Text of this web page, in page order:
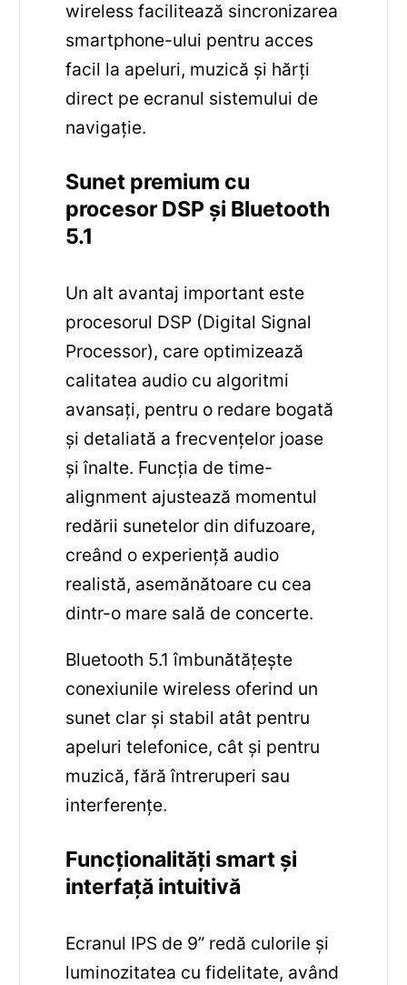
wireless facilitează sincronizarea
smartphone-ului pentru acces
facil la apeluri, muzică și hărți
direct pe ecranul sistemului de
navigație.
Sunet premium cu
procesor DSP și Bluetooth
5.1
Un alt avantaj important este
procesorul DSP (Digital Signal
Processor), care optimizează
calitatea audio cu algoritmi
avansați, pentru o redare bogată
și detaliată a frecvențelor joase
și înalte. Funcția de time-
alignment ajustează momentul
redării sunetelor din difuzoare,
creând o experiență audio
realistă, asemănătoare cu cea
dintr-o mare sală de concerte.
Bluetooth 5.1 îmbunătățește
conexiunile wireless oferind un
sunet clar și stabil atât pentru
apeluri telefonice, cât și pentru
muzică, fără întreruperi sau
interferențe.
Funcționalități smart și
interfață intuitivă
Ecranul IPS de 9” redă culorile și
luminozitatea cu fidelitate, având